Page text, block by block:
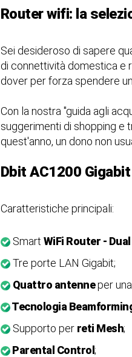
Router wifi: la
Sei desideroso di sapere
di connettività domestica e
dover per forza spendere
Con la nostra "guida agli
suggerimenti di shopping e
quest'anno, un dono non
Dbit AC1200
Caratteristiche principali:
Smart WiFi Router -
Tre porte LAN Gigabit;
Quattro antenneper
Tecnologia
Supporto per reti Mesh;
Parental Control;